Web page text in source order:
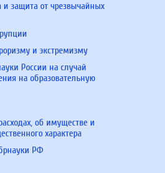
и защита от чрезвычайных
и экстремизму
России на случай
на образовательную
об имуществе и
характера
РФ